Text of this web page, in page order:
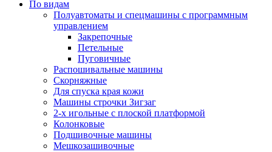
По видам
Полуавтоматы и спецмашины с программным
управлением
Закрепочные
Петельные
Пуговичные
Распошивальные машины
Скорняжные
Для спуска края кожи
Машины строчки Зигзаг
2-х игольные с плоской платформой
Колонковые
Подшивочные машины
Мешкозашивочные